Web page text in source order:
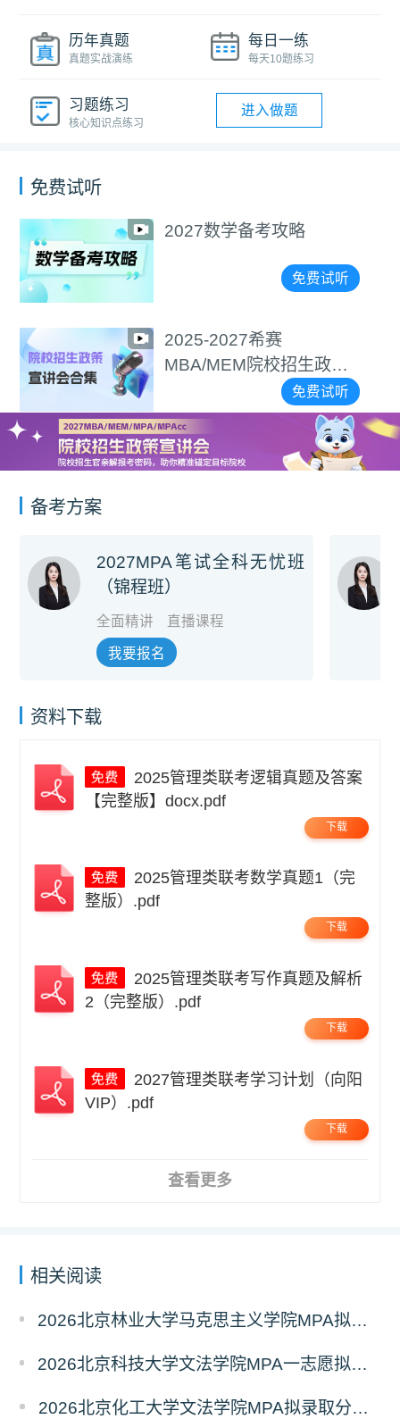
历年真题
真题实战演练
每日一练
每天10题练习
习题练习
核心知识点练习
进入做题
免费试听
2027数学备考攻略
免费试听
2025-2027希赛
MBA/MEM院校招生政策
免费试听
备考方案
2027MPA笔试全科无忧班
（锦程班）
全面精讲 直播课程
我要报名
资料下载
【完整版】docx.pdf
下载
整版）.pdf
下载
2（完整版）.pdf
下载
VIP）.pdf
下载
查看更多
相关阅读
2026北京林业大学马克思主义学院MPA拟录取分析解读
2026北京科技大学文法学院MPA一志愿拟录取分析解读
2026北京化工大学文法学院MPA拟录取分析解读